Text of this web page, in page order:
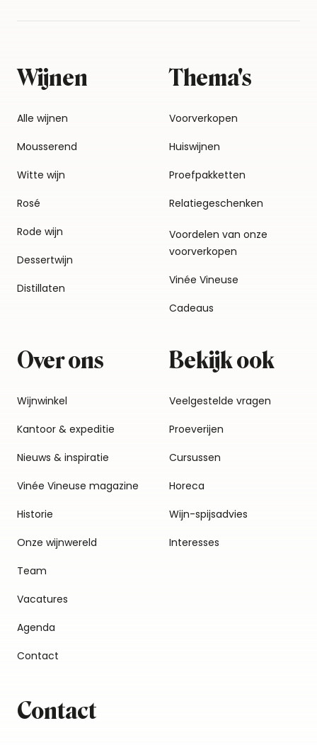
Wijnen
Alle wijnen
Mousserend
Witte wijn
Rosé
Rode wijn
Dessertwijn
Distillaten
Thema's
Voorverkopen
Huiswijnen
Proefpakketten
Relatiegeschenken
Voordelen van onze
voorverkopen
Vinée Vineuse
Cadeaus
Over ons
Wijnwinkel
Kantoor & expeditie
Nieuws & inspiratie
Vinée Vineuse magazine
Historie
Onze wijnwereld
Team
Vacatures
Agenda
Contact
Bekijk ook
Veelgestelde vragen
Proeverijen
Cursussen
Horeca
Wijn-spijsadvies
Interesses
Contact